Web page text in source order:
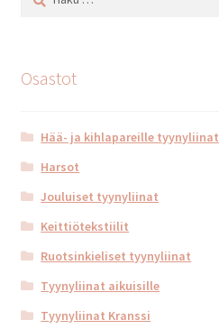
Osastot
Hää- ja kihlapareille tyynyliinat
Harsot
Jouluiset tyynyliinat
Keittiötekstiilit
Ruotsinkieliset tyynyliinat
Tyynyliinat aikuisille
Tyynyliinat Kranssi